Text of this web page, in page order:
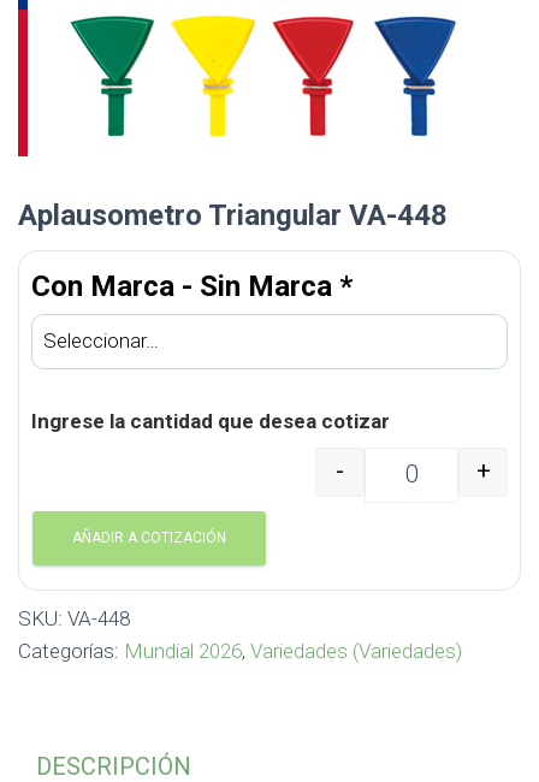
Aplausometro Triangular VA-448
Con Marca - Sin Marca *
Ingrese la cantidad que desea cotizar
Aplausometro
- +
AÑADIR A COTIZACIÓN
SKU: VA-448
Categorías: Mundial 2026, Variedades (Variedades)
DESCRIPCIÓN